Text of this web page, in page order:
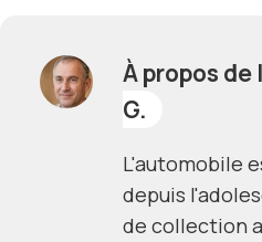
À propos de
G.
L'automobile
depuis
de collection